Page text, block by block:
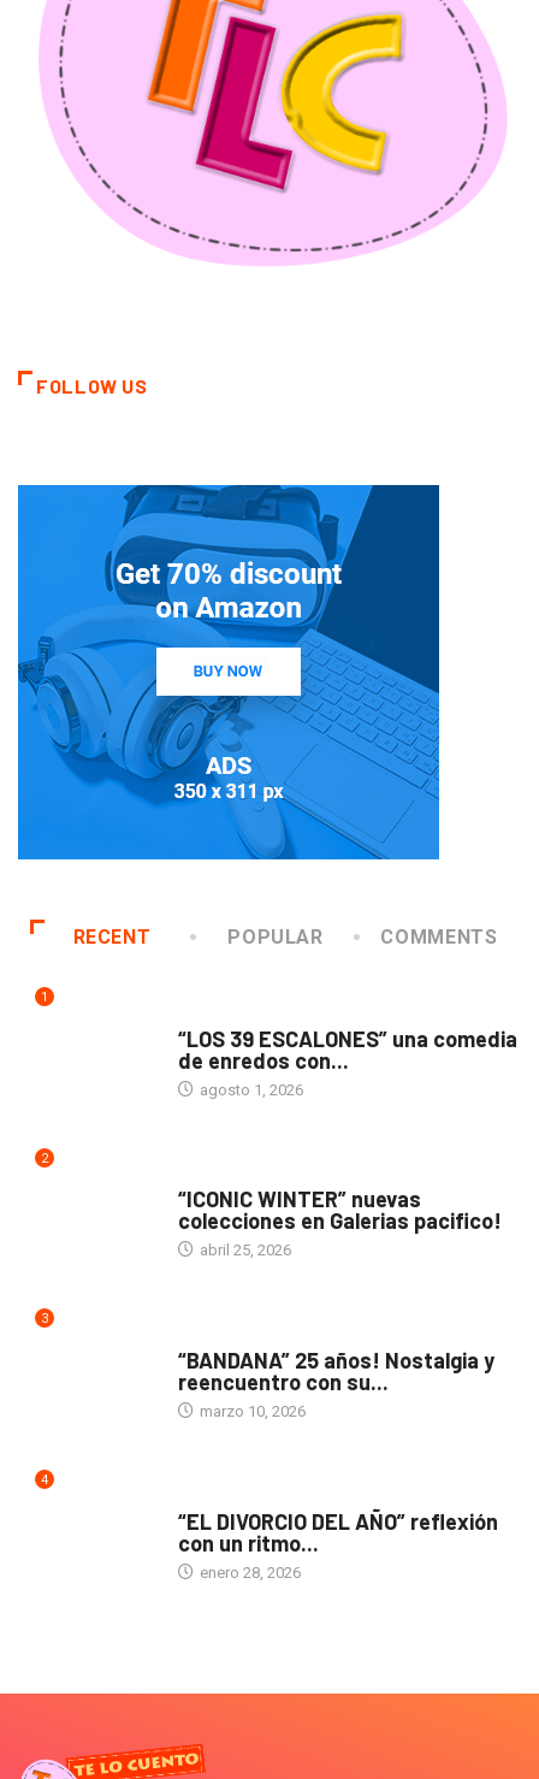
FOLLOW US
RECENT POPULAR COMMENTS
1
“LOS 39 ESCALONES” una comedia
de enredos con...
agosto 1, 2026
2
“ICONIC WINTER” nuevas
colecciones en Galerias pacifico!
abril 25, 2026
3
“BANDANA” 25 años! Nostalgia y
reencuentro con su...
marzo 10, 2026
4
“EL DIVORCIO DEL AÑO” reflexión
con un ritmo...
enero 28, 2026